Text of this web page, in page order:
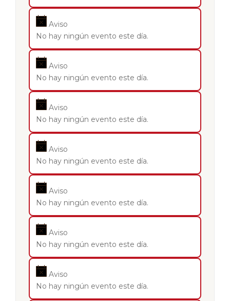
Aviso
No hay ningún evento este día.
Aviso
No hay ningún evento este día.
Aviso
No hay ningún evento este día.
Aviso
No hay ningún evento este día.
Aviso
No hay ningún evento este día.
Aviso
No hay ningún evento este día.
Aviso
No hay ningún evento este día.